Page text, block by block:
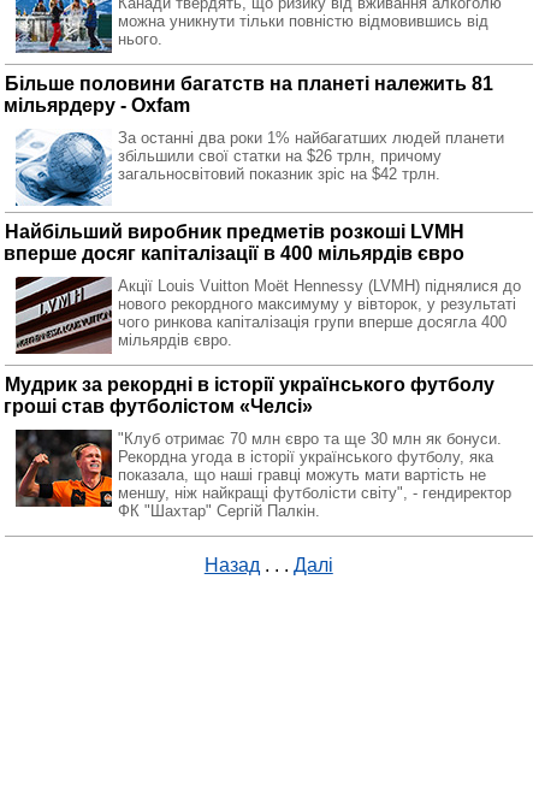
можна уникнути тільки повністю відмовившись від
нього.
Більше половини багатств на планеті належить 81
мільярдеру - Oxfam
За останні два роки 1% найбагатших людей планети
збільшили свої статки на $26 трлн, причому
загальносвітовий показник зріс на $42 трлн.
Найбільший виробник предметів розкоші LVMH
вперше досяг капіталізації в 400 мільярдів євро
Акції Louis Vuitton Moët Hennessy (LVMH) піднялися до
нового рекордного максимуму у вівторок, у результаті
чого ринкова капіталізація групи вперше досягла 400
мільярдів євро.
Мудрик за рекордні в історії українського футболу
гроші став футболістом «Челсі»
"Клуб отримає 70 млн євро та ще 30 млн як бонуси.
Рекордна угода в історії українського футболу, яка
показала, що наші гравці можуть мати вартість не
меншу, ніж найкращі футболісти світу", - гендиректор
ФК "Шахтар" Сергій Палкін.
Назад . . . Далі